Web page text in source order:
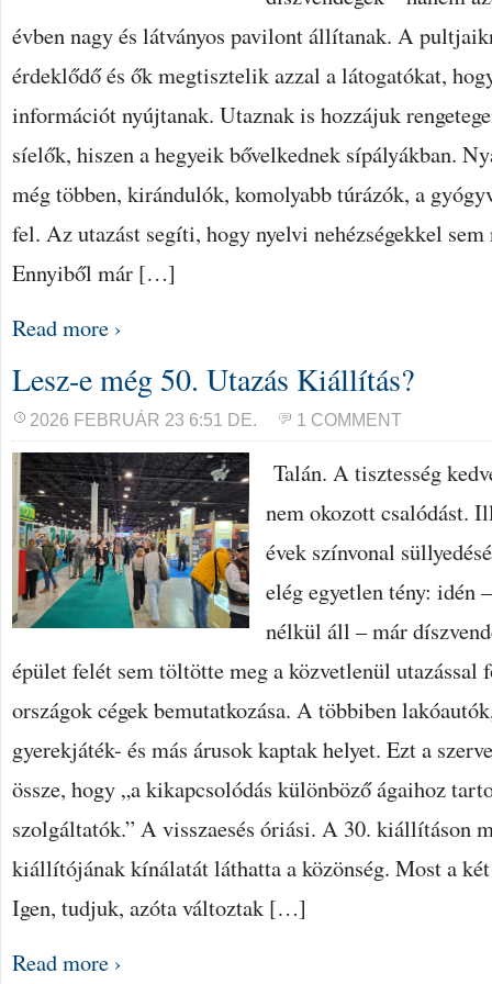
évben nagy és látványos pavilont állítanak. A
érdeklődő és ők megtisztelik azzal a látogatókat,
információt nyújtanak. Utaznak is hozzájuk
síelők, hiszen a hegyeik bővelkednek sípályákban.
még többen, kirándulók, komolyabb túrázók, a
fel. Az utazást segíti, hogy nyelvi nehézségekkel
Ennyiből már […]
Read more ›
Lesz-e még 50. Utazás Kiállítás?
2026 FEBRUÁR 23 6:51 DE. 1 COMMENT
Talán. A tisztesség
nem okozott csalódást.
évek színvonal
elég egyetlen tény: idén
nélkül áll – már
épület felét sem töltötte meg a közvetlenül utazással
országok cégek bemutatkozása. A többiben
gyerekjáték- és más árusok kaptak helyet. Ezt a
össze, hogy „a kikapcsolódás különböző ágaihoz
szolgáltatók.” A visszaesés óriási. A 30. kiállításon
kiállítójának kínálatát láthatta a közönség. Most a
Igen, tudjuk, azóta változtak […]
Read more ›